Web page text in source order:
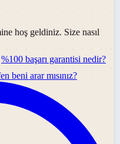
hoş geldiniz. Size nasıl
%100 başarı garantisi nedir?
beni arar mısınız?